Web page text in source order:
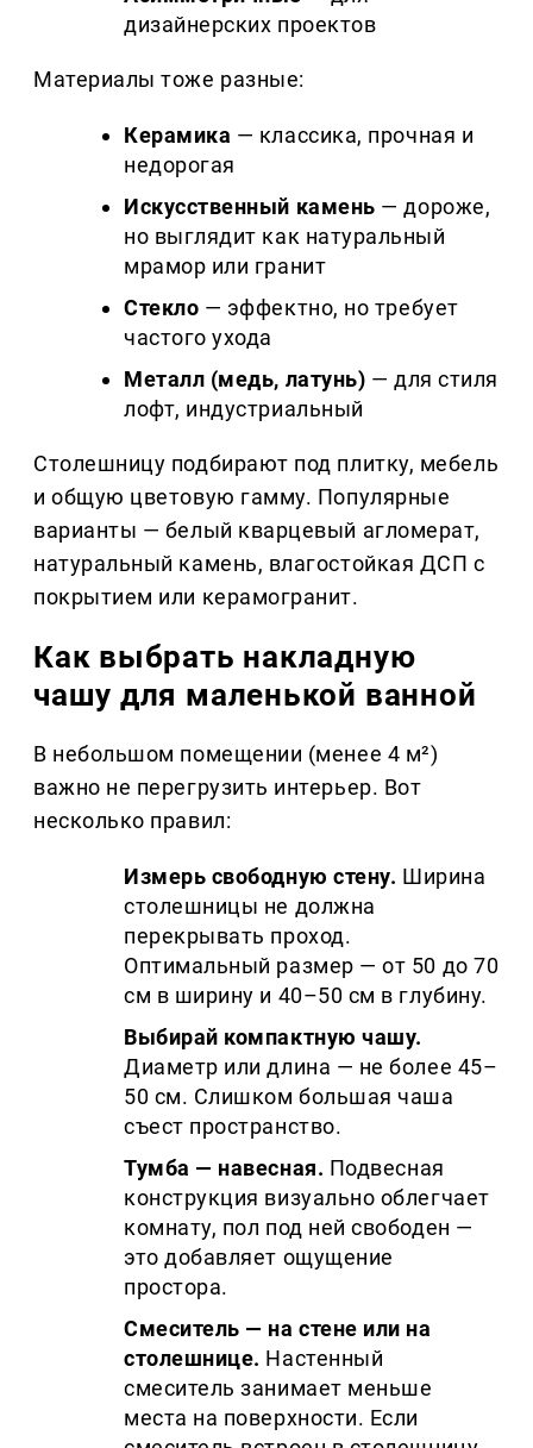
дизайнерских проектов
Материалы тоже разные:
Керамика — классика, прочная и
недорогая
Искусственный камень — дороже,
но выглядит как натуральный
мрамор или гранит
Стекло — эффектно, но требует
частого ухода
Металл (медь, латунь) — для стиля
лофт, индустриальный
Столешницу подбирают под плитку, мебель
и общую цветовую гамму. Популярные
варианты — белый кварцевый агломерат,
натуральный камень, влагостойкая ДСП с
покрытием или керамогранит.
Как выбрать накладную
чашу для маленькой ванной
В небольшом помещении (менее 4 м²)
важно не перегрузить интерьер. Вот
несколько правил:
Измерь свободную стену. Ширина
столешницы не должна
перекрывать проход.
Оптимальный размер — от 50 до 70
см в ширину и 40–50 см в глубину.
Выбирай компактную чашу.
Диаметр или длина — не более 45–
50 см. Слишком большая чаша
съест пространство.
Тумба — навесная. Подвесная
конструкция визуально облегчает
комнату, пол под ней свободен —
это добавляет ощущение
простора.
Смеситель — на стене или на
столешнице. Настенный
смеситель занимает меньше
места на поверхности. Если